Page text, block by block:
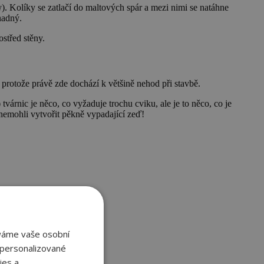
Kolíky se zatlačí do maltových spár a mezi nimi se natáhne
stěny.
právě zde dochází k většině nehod při stavbě.
je něco, co vyžaduje trochu cviku, ale je to něco, co je
vytvořit pěkně vypadající zeď!
vaše osobní